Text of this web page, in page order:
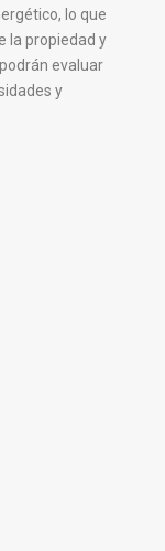
lo que
la propiedad y
evaluar
y